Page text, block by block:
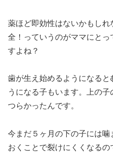
薬ほど即効性はないかもし
全！っていうのがママにと
すよね？
歯が生え始めるようになる
うになる子もいます。上の
つらかったんです。
今まだ５ヶ月の下の子には
おくことで裂けにくくなる